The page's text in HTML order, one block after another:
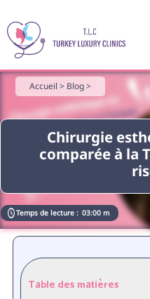
Chirurgie
comparée à la
Accueil > Blog >
Temps de lecture : 03:00 m
Table des matières